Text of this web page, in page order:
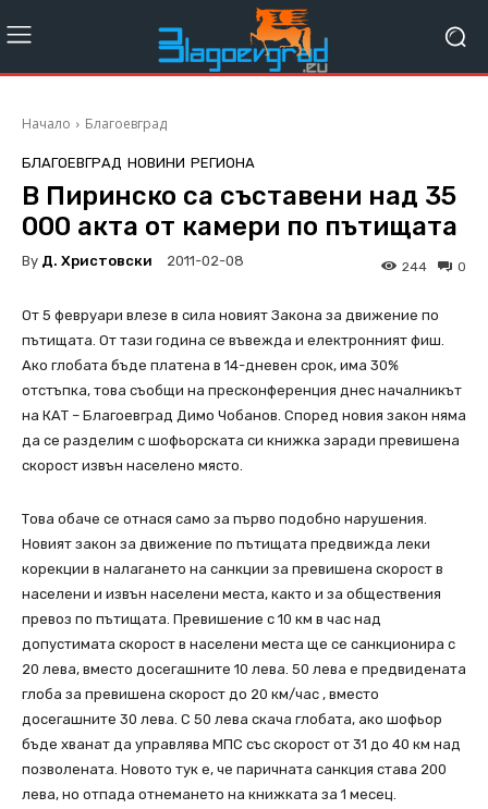
Начало Благоевград
БЛАГОЕВГРАД НОВИНИ РЕГИОНА
В Пиринско са съставени над 35
000 акта от камери по пътищата
By Д. Христовски 2011-02-08 0
244
От 5 февруари влезе в сила новият Закона за движение по
пътищата. От тази година се въвежда и електронният фиш.
Ако глобата бъде платена в 14-дневен срок, има 30%
отстъпка, това съобщи на пресконференция днес началникът
на КАТ – Благоевград Димо Чобанов. Според новия закон няма
да се разделим с шофьорската си книжка заради превишена
скорост извън населено място.
Това обаче се отнася само за първо подобно нарушения.
Новият закон за движение по пътищата предвижда леки
корекции в налагането на санкции за превишена скорост в
населени и извън населени места, както и за обществения
превоз по пътищата. Превишение с 10 км в час над
допустимата скорост в населени места ще се санкционира с
20 лева, вместо досегашните 10 лева. 50 лева е предвидената
глоба за превишена скорост до 20 км/час , вместо
досегашните 30 лева. С 50 лева скача глобата, ако шофьор
бъде хванат да управлява МПС със скорост от 31 до 40 км над
позволената. Новото тук е, че паричната санкция става 200
лева, но отпада отнемането на книжката за 1 месец.